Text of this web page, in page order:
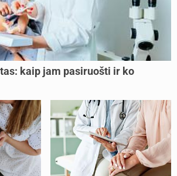
kaip jam pasiruošti ir ko